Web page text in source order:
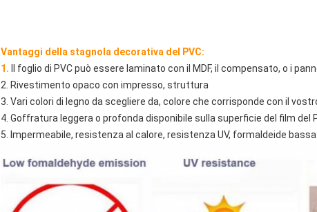
Vantaggi della stagnola decorativa del PVC:
1.
Il foglio di PVC può essere laminato con il MDF, il compensato, o i
2. Rivestimento opaco con impresso, struttura
3. Vari colori di legno da scegliere da, colore che corrisponde con il
4. Goffratura leggera o profonda disponibile sulla superficie del film del
5. Impermeabile, resistenza al calore, resistenza UV, formaldeide bassa